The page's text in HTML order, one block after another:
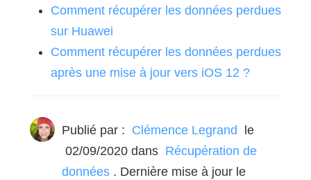
Comment récupérer les données perdues
sur Huawei
Comment récupérer les données perdues
après une mise à jour vers iOS 12 ?
Publié par : Clémence Legrand
le
02/09/2020dans Récupération de
données . Dernière mise à jour le